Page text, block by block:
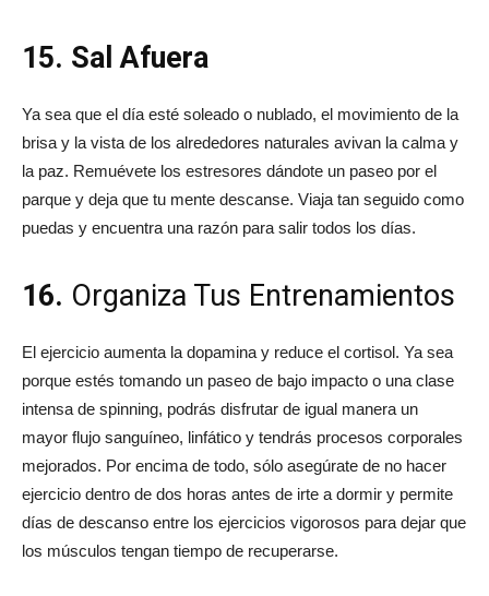
15. Sal Afuera
Ya sea que el día esté soleado o nublado, el movimiento de la
brisa y la vista de los alrededores naturales avivan la calma y
la paz. Remuévete los estresores dándote un paseo por el
parque y deja que tu mente descanse. Viaja tan seguido como
puedas y encuentra una razón para salir todos los días.
16. Organiza Tus Entrenamientos
El ejercicio aumenta la dopamina y reduce el cortisol. Ya sea
porque estés tomando un paseo de bajo impacto o una clase
intensa de spinning, podrás disfrutar de igual manera un
mayor flujo sanguíneo, linfático y tendrás procesos corporales
mejorados. Por encima de todo, sólo asegúrate de no hacer
ejercicio dentro de dos horas antes de irte a dormir y permite
días de descanso entre los ejercicios vigorosos para dejar que
los músculos tengan tiempo de recuperarse.